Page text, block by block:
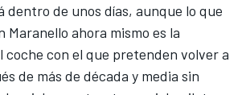
dentro de unos días, aunque lo que
Maranello ahora mismo es la
coche con el que pretenden volver a
de más de década y media sin